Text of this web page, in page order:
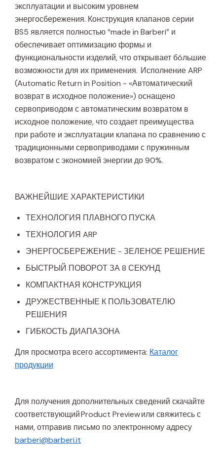
эксплуатации и высоким уровнем
энергосбережения. Конструкция клапанов серии
BS5 является полностью “made in Barberi” и
обеспечивает оптимизацию формы и
функциональности изделий, что открывает бóльшие
возможности для их применения. Исполнение ARP
(Automatic Return in Position - «Автоматический
возврат в исходное положение») оснащено
сервоприводом с автоматическим возвратом в
исходное положение, что создает преимущества
при работе и эксплуатации клапана по сравнению с
традиционными сервоприводами с пружинным
возвратом с экономией энергии до 90%.
ВАЖНЕЙШИЕ ХАРАКТЕРИСТИКИ
ТЕХНОЛОГИЯ ПЛАВНОГО ПУСКА
ТЕХНОЛОГИЯ ARP
ЭНЕРГОСБЕРЕЖЕНИЕ - ЗЕЛЕНОЕ РЕШЕНИЕ
БЫСТРЫЙ ПОВОРОТ ЗА 8 СЕКУНД
КОМПАКТНАЯ КОНСТРУКЦИЯ
ДРУЖЕСТВЕННЫЕ К ПОЛЬЗОВАТЕЛЮ
РЕШЕНИЯ
ГИБКОСТЬ ДИАПАЗОНА
Для просмотра всего ассортимента: Каталог
продукции
Для получения дополнительных сведений скачайте
соответствующий Product Preview или свяжитесь с
нами, отправив письмо по электронному адресу
barberi@barberi.it